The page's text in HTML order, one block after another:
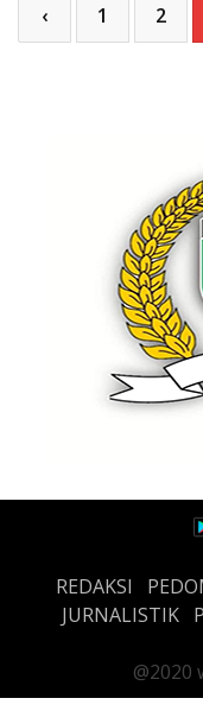
‹ 1 2
REDAKSI
JURNALISTIK
@2020